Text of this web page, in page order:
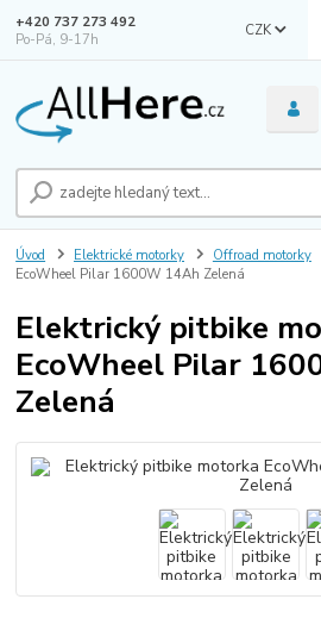
CZK
+420 737 273 492
Po-Pá, 9-17h
Úvod Elektrické motorky Offroad motorky
EcoWheel Pilar 1600W 14Ah Zelená
Elektrický pitbike
EcoWheel Pilar
Zelená